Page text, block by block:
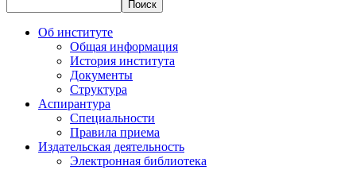
Об институте
Общая информация
История института
Документы
Структура
Аспирантура
Специальности
Правила приема
Издательская деятельность
Электронная библиотека